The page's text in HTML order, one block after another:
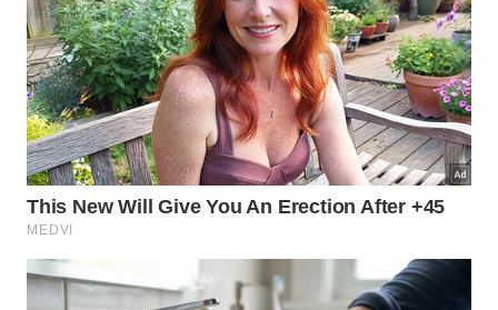
A gravidade das condições resultantes reforça a
necessidade de conhecer quais são os agentes
biológicos mais comuns que estão se espalhando
devido ao calor intenso. Veja abaixo uma lista com
os principais exemplos de micróbios que
preocupam os especialistas em monitoramento
ambiental: